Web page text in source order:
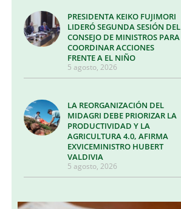
PRESIDENTA KEIKO FUJIMORI
LIDERÓ SEGUNDA SESIÓN DEL
CONSEJO DE MINISTROS PARA
COORDINAR ACCIONES
FRENTE A EL NIÑO
5 agosto, 2026
LA REORGANIZACIÓN DEL
MIDAGRI DEBE PRIORIZAR LA
PRODUCTIVIDAD Y LA
AGRICULTURA 4.0, AFIRMA
EXVICEMINISTRO HUBERT
VALDIVIA
5 agosto, 2026